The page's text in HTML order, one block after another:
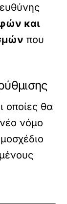
και
που
οποίες θα
νόμο